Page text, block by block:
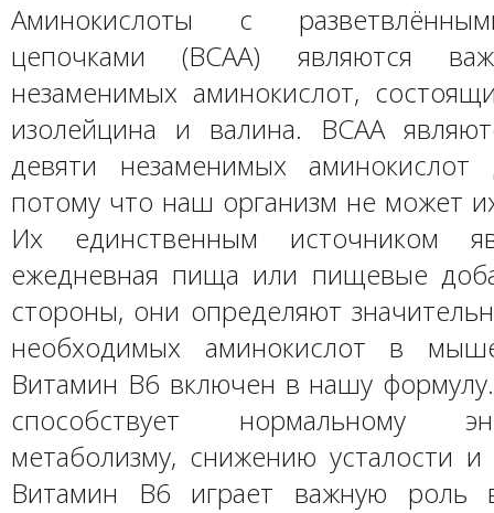
Аминокислоты с
цепочками (BCAA) являются
незаменимых аминокислот,
изолейцина и валина. BCAA
девяти незаменимых аминокислот
потому что наш организм не может
Их единственным источником
ежедневная пища или пищевые
стороны, они определяют
необходимых аминокислот в
Витамин B6 включен в нашу
способствует нормальному
метаболизму, снижению усталости и
Витамин В6 играет важную роль